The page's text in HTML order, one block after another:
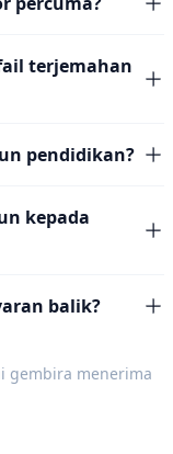
terjemahan
pendidikan?
kepada
balik?
gembira menerima